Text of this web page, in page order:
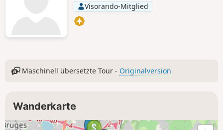
Visorando-Mitglied
Maschinell übersetzte Tour - Originalversion
Wanderkarte
1